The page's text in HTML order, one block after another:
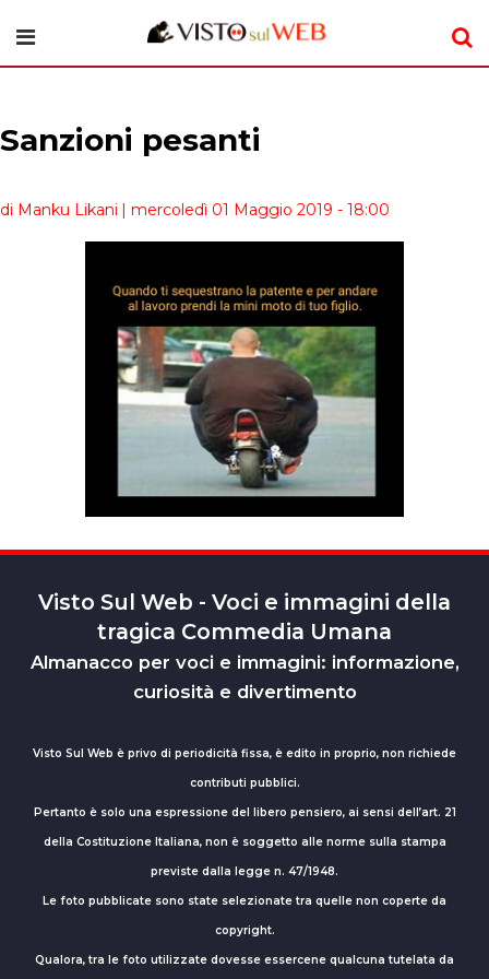
Sanzioni pesanti
di Manku Likani | mercoledì 01 Maggio 2019 - 18:00
Visto Sul Web - Voci e immagini della
tragica Commedia Umana
Almanacco per voci e immagini: informazione,
curiosità e divertimento
Visto Sul Web è privo di periodicità fissa, è edito in proprio, non richiede
contributi pubblici.
Pertanto è solo una espressione del libero pensiero, ai sensi dell’art. 21
della Costituzione Italiana, non è soggetto alle norme sulla stampa
previste dalla legge n. 47/1948.
Le foto pubblicate sono state selezionate tra quelle non coperte da
copyright.
Qualora, tra le foto utilizzate dovesse essercene qualcuna tutelata da